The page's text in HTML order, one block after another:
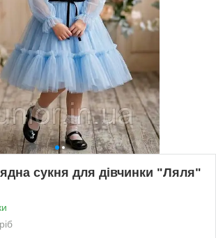
сукня для дівчинки "Ляля"